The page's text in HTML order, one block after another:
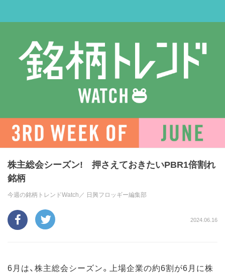
株主総会シーズン! 押さえておきたいPBR1倍割れ
銘柄
今週の銘柄トレンドWatch／ 日興フロッギー編集部
2024.06.16
6月は、株主総会シーズン。上場企業の約6割が6月に株